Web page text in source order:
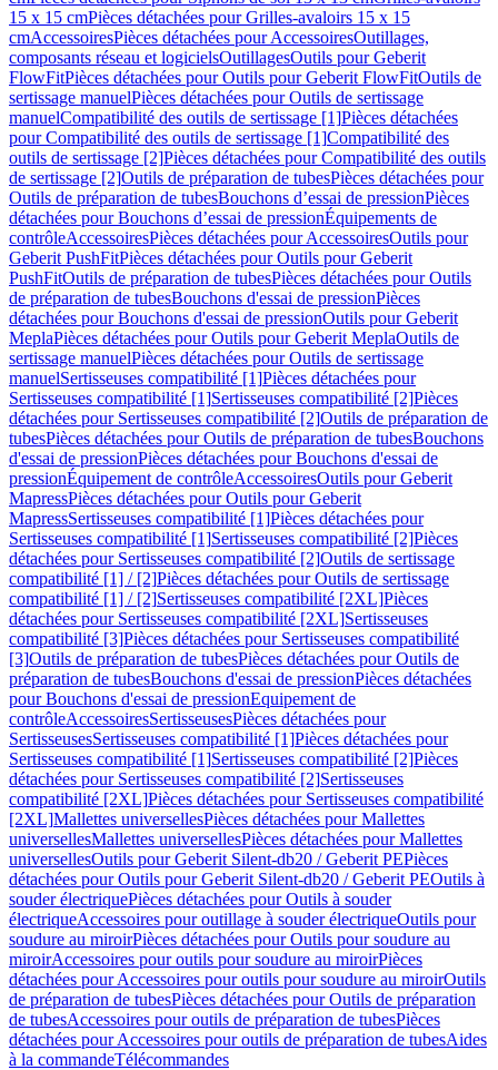
15 x 15 cmPièces détachées pour Grilles-avaloirs 15 x 15
cmAccessoiresPièces détachées pour AccessoiresOutillages,
composants réseau et logicielsOutillagesOutils pour Geberit
FlowFitPièces détachées pour Outils pour Geberit FlowFitOutils de
sertissage manuelPièces détachées pour Outils de sertissage
manuelCompatibilité des outils de sertissage [1]Pièces détachées
pour Compatibilité des outils de sertissage [1]Compatibilité des
outils de sertissage [2]Pièces détachées pour Compatibilité des outils
de sertissage [2]Outils de préparation de tubesPièces détachées pour
Outils de préparation de tubesBouchons d’essai de pressionPièces
détachées pour Bouchons d’essai de pressionÉquipements de
contrôleAccessoiresPièces détachées pour AccessoiresOutils pour
Geberit PushFitPièces détachées pour Outils pour Geberit
PushFitOutils de préparation de tubesPièces détachées pour Outils
de préparation de tubesBouchons d'essai de pressionPièces
détachées pour Bouchons d'essai de pressionOutils pour Geberit
MeplaPièces détachées pour Outils pour Geberit MeplaOutils de
sertissage manuelPièces détachées pour Outils de sertissage
manuelSertisseuses compatibilité [1]Pièces détachées pour
Sertisseuses compatibilité [1]Sertisseuses compatibilité [2]Pièces
détachées pour Sertisseuses compatibilité [2]Outils de préparation de
tubesPièces détachées pour Outils de préparation de tubesBouchons
d'essai de pressionPièces détachées pour Bouchons d'essai de
pressionÉquipement de contrôleAccessoiresOutils pour Geberit
MapressPièces détachées pour Outils pour Geberit
MapressSertisseuses compatibilité [1]Pièces détachées pour
Sertisseuses compatibilité [1]Sertisseuses compatibilité [2]Pièces
détachées pour Sertisseuses compatibilité [2]Outils de sertissage
compatibilité [1] / [2]Pièces détachées pour Outils de sertissage
compatibilité [1] / [2]Sertisseuses compatibilité [2XL]Pièces
détachées pour Sertisseuses compatibilité [2XL]Sertisseuses
compatibilité [3]Pièces détachées pour Sertisseuses compatibilité
[3]Outils de préparation de tubesPièces détachées pour Outils de
préparation de tubesBouchons d'essai de pressionPièces détachées
pour Bouchons d'essai de pressionEquipement de
contrôleAccessoiresSertisseusesPièces détachées pour
SertisseusesSertisseuses compatibilité [1]Pièces détachées pour
Sertisseuses compatibilité [1]Sertisseuses compatibilité [2]Pièces
détachées pour Sertisseuses compatibilité [2]Sertisseuses
compatibilité [2XL]Pièces détachées pour Sertisseuses compatibilité
[2XL]Mallettes universellesPièces détachées pour Mallettes
universellesMallettes universellesPièces détachées pour Mallettes
universellesOutils pour Geberit Silent-db20 / Geberit PEPièces
détachées pour Outils pour Geberit Silent-db20 / Geberit PEOutils à
souder électriquePièces détachées pour Outils à souder
électriqueAccessoires pour outillage à souder électriqueOutils pour
soudure au miroirPièces détachées pour Outils pour soudure au
miroirAccessoires pour outils pour soudure au miroirPièces
détachées pour Accessoires pour outils pour soudure au miroirOutils
de préparation de tubesPièces détachées pour Outils de préparation
de tubesAccessoires pour outils de préparation de tubesPièces
détachées pour Accessoires pour outils de préparation de tubesAides
à la commandeTélécommandes